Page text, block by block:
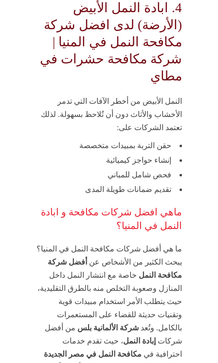
4. ابادة النمل الأبيض
(الأرضة) لدى افضل شركة
مكافحة النمل في المنيا |
شركة مكافحة حشرات في
مطاي
النمل الأبيض من أخطر الآفات التي تدمر
الأخشاب والأثاث دون أن تُلاحظ بسهولة. لذلك
تعتمد الشركات على:
حقن التربة بمبيدات متخصصة
إنشاء حواجز كيميائية
فحص شامل للمباني
تقديم ضمانات طويلة المدى
ماهي افضل شركات مكافحة و ابادة
النمل في المنيا؟
ما هي أفضل شركات مكافحة النمل في المنيا؟
يبحث الكثير من الأشخاص عن أفضل شركة
مكافحة النمل خاصة مع انتشار النمل داخل
المنازل وصعوبة التخلص منه بالطرق التقليدية،
حيث يتطلب الأمر استخدام مبيدات قوية
وتقنيات حديثة للقضاء على المستعمرات
بالكامل. وتُعد شركة الألمانية بلس من أفضل
شركات إبادة النمل، حيث تقدم خدمات
احترافية في مكافحة النمل في مصر الجديدة